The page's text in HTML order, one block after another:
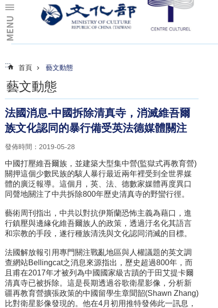
跳到主要內容區塊
:::
::: 首頁 藝文動態
藝文動態
法國消息-中國拆除清真寺，消滅維吾爾
族文化認同的暴行備受英法德媒體關注
發佈時間：2019-05-28
中國打壓維吾爾族，並建築大型集中營(監獄式再教育營)
關押這個少數民族的駭人暴行最近兩年裡受到全世界媒
體的廣泛報導。這個月，英、法、德數家媒體再度異口
同聲地關注了中共拆除800年歷史清真寺的野蠻行徑。
藝術周刊指出，中共以對抗伊斯蘭恐怖主義為藉口，進
行鎮壓與邊緣化維吾爾族人的政策，透過汙名化其語言
和宗教的手段，遂行種族清洗與文化認同消滅的目標。
法國解放報引用專門關注戰亂地區與人權議題的英文調
查網站Bellingcat之消息來源指出，歷史超過800年，而
且甫在2017年才被列為中國國家級古蹟的于田艾提卡爾
清真寺已被拆除。這是長期透過谷歌衛星影像，分析新
疆再教育營擴張政策的中國留學生章聞韶(Shawn Zhang)
比對衛星影像發現的。他在4月初用推特發佈此一訊息，